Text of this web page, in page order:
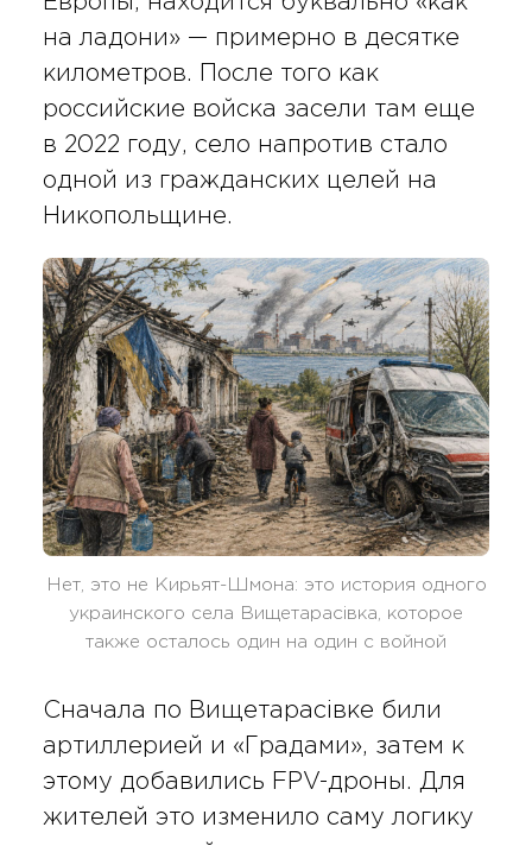
на ладони» — примерно в десятке
километров. После того как
российские войска засели там еще
в 2022 году, село напротив стало
одной из гражданских целей на
Никопольщине.
Нет, это не Кирьят-Шмона: это история одного
украинского села Вищетарасівка, которое
также осталось один на один с войной
Сначала по Вищетарасівке били
артиллерией и «Градами», затем к
этому добавились FPV-дроны. Для
жителей это изменило саму логику